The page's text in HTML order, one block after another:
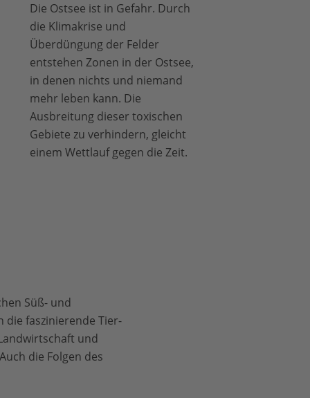
Die Ostsee ist in Gefahr. Durch
die Klimakrise und
Überdüngung der Felder
entstehen Zonen in der Ostsee,
in denen nichts und niemand
mehr leben kann. Die
Ausbreitung dieser toxischen
Gebiete zu verhindern, gleicht
einem Wettlauf gegen die Zeit.
Süß- und
die faszinierende Tier-
und
die Folgen des